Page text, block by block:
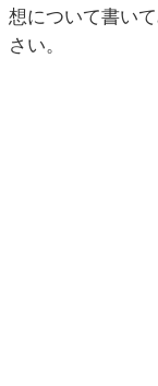
想について書い
さい。